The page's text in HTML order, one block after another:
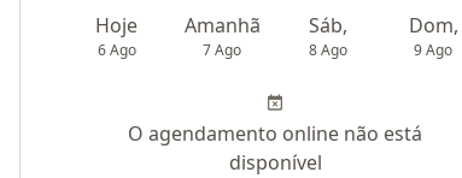
Hoje
6 Ago
Amanhã
7 Ago
Sáb,
8 Ago
Dom,
9 Ago
O agendamento online não está
disponível